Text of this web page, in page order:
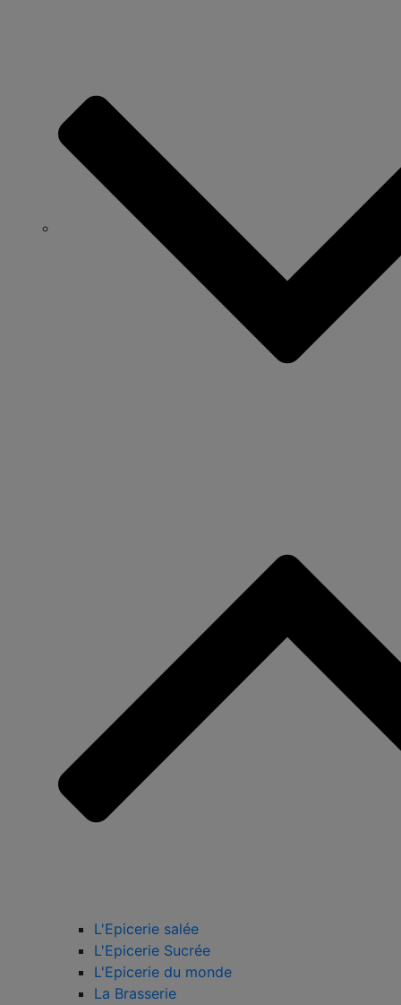
L'Epicerie salée
L'Epicerie Sucrée
L'Epicerie du monde
La Brasserie